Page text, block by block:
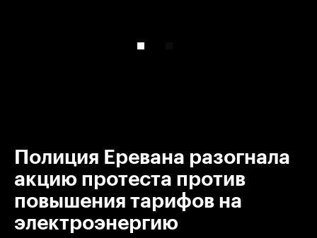
Полиция Еревана разогнала
акцию протеста против
повышения тарифов на
электроэнергию